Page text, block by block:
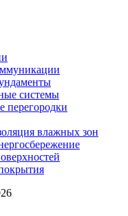
системы
перегородки
влажных зон